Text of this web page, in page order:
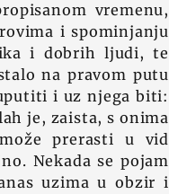
vremenu,
i spominjanju
i dobrih ljudi, te
na pravom putu
i uz njega biti:
je, zaista, s onima
prerasti u vid
Nekada se pojam
uzima u obzir i